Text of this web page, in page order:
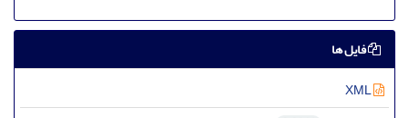
فایل ها